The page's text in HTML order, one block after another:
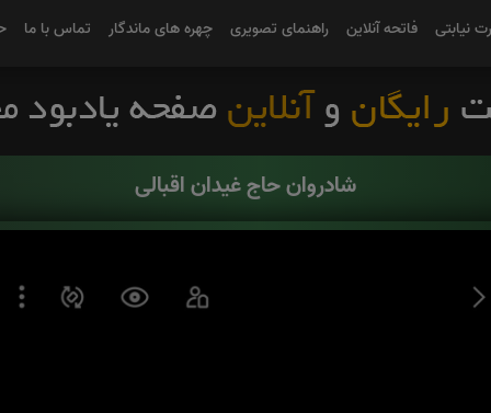
نیابتی فاتحه آنلاین راهنمای تصویری چهره های ماندگار تماس با ما
شادروان حاج غیدان اقبالی